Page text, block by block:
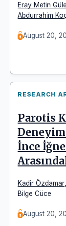
Eray Metin
Abdurrahim
August 20,
RESEARCH
Parotis
İnce
Kadir Özdamar
Bilge Cüce
August 20,